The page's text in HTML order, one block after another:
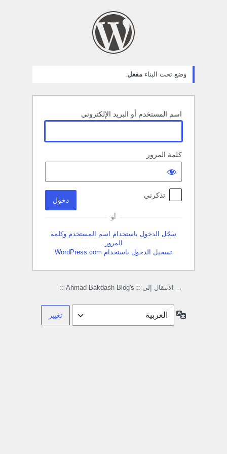
وضع تحت البناء مفعل.
اسم المستخدم أو البريد الإلكتروني
كلمة المرور
تذكرني
أو
سجّل الدخول باستخدام اسم المستخدم وكلمة
المرور
تسجيل الدخول باستخدام WordPress.com
→ الانتقال إلى :: Ahmad Bakdash Blog's ::
اللغة